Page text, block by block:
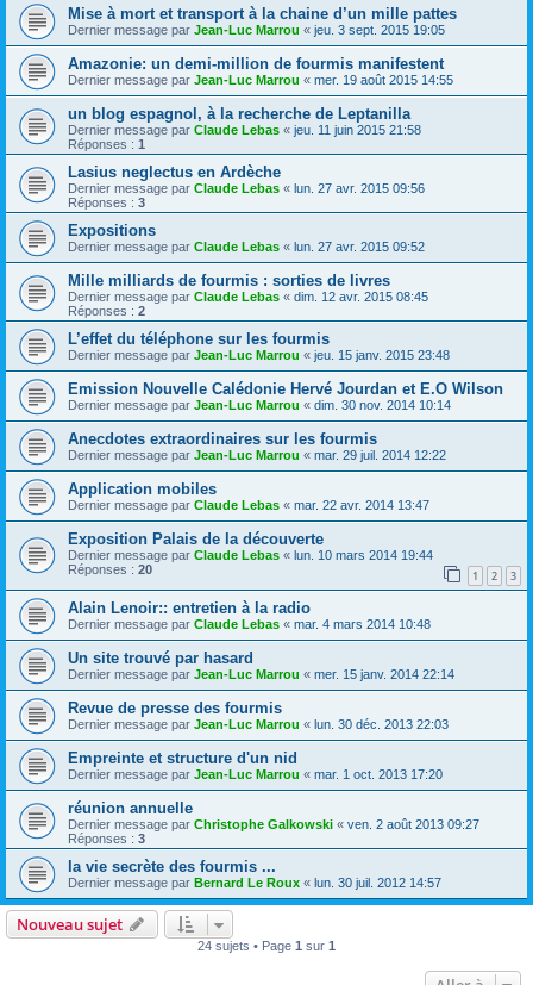
Mise à mort et transport à la chaine d’un mille pattes
Dernier message par Jean-Luc Marrou « jeu. 3 sept. 2015 19:05
Amazonie: un demi-million de fourmis manifestent
Dernier message par Jean-Luc Marrou « mer. 19 août 2015 14:55
un blog espagnol, à la recherche de Leptanilla
Dernier message par Claude Lebas « jeu. 11 juin 2015 21:58
Réponses : 1
Lasius neglectus en Ardèche
Dernier message par Claude Lebas « lun. 27 avr. 2015 09:56
Réponses : 3
Expositions
Dernier message par Claude Lebas « lun. 27 avr. 2015 09:52
Mille milliards de fourmis : sorties de livres
Dernier message par Claude Lebas « dim. 12 avr. 2015 08:45
Réponses : 2
L’effet du téléphone sur les fourmis
Dernier message par Jean-Luc Marrou « jeu. 15 janv. 2015 23:48
Emission Nouvelle Calédonie Hervé Jourdan et E.O Wilson
Dernier message par Jean-Luc Marrou « dim. 30 nov. 2014 10:14
Anecdotes extraordinaires sur les fourmis
Dernier message par Jean-Luc Marrou « mar. 29 juil. 2014 12:22
Application mobiles
Dernier message par Claude Lebas « mar. 22 avr. 2014 13:47
Exposition Palais de la découverte
Dernier message par Claude Lebas « lun. 10 mars 2014 19:44
Réponses : 20 1 2 3
Alain Lenoir:: entretien à la radio
Dernier message par Claude Lebas « mar. 4 mars 2014 10:48
Un site trouvé par hasard
Dernier message par Jean-Luc Marrou « mer. 15 janv. 2014 22:14
Revue de presse des fourmis
Dernier message par Jean-Luc Marrou « lun. 30 déc. 2013 22:03
Empreinte et structure d'un nid
Dernier message par Jean-Luc Marrou « mar. 1 oct. 2013 17:20
réunion annuelle
Dernier message par Christophe Galkowski « ven. 2 août 2013 09:27
Réponses : 3
la vie secrète des fourmis ...
Dernier message par Bernard Le Roux « lun. 30 juil. 2012 14:57
Nouveau sujet
24 sujets • Page 1 sur 1